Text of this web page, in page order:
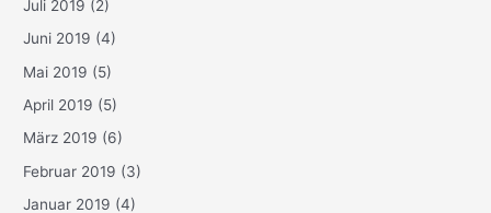
Juli 2019 (2)
Juni 2019 (4)
Mai 2019 (5)
April 2019 (5)
März 2019 (6)
Februar 2019 (3)
Januar 2019 (4)